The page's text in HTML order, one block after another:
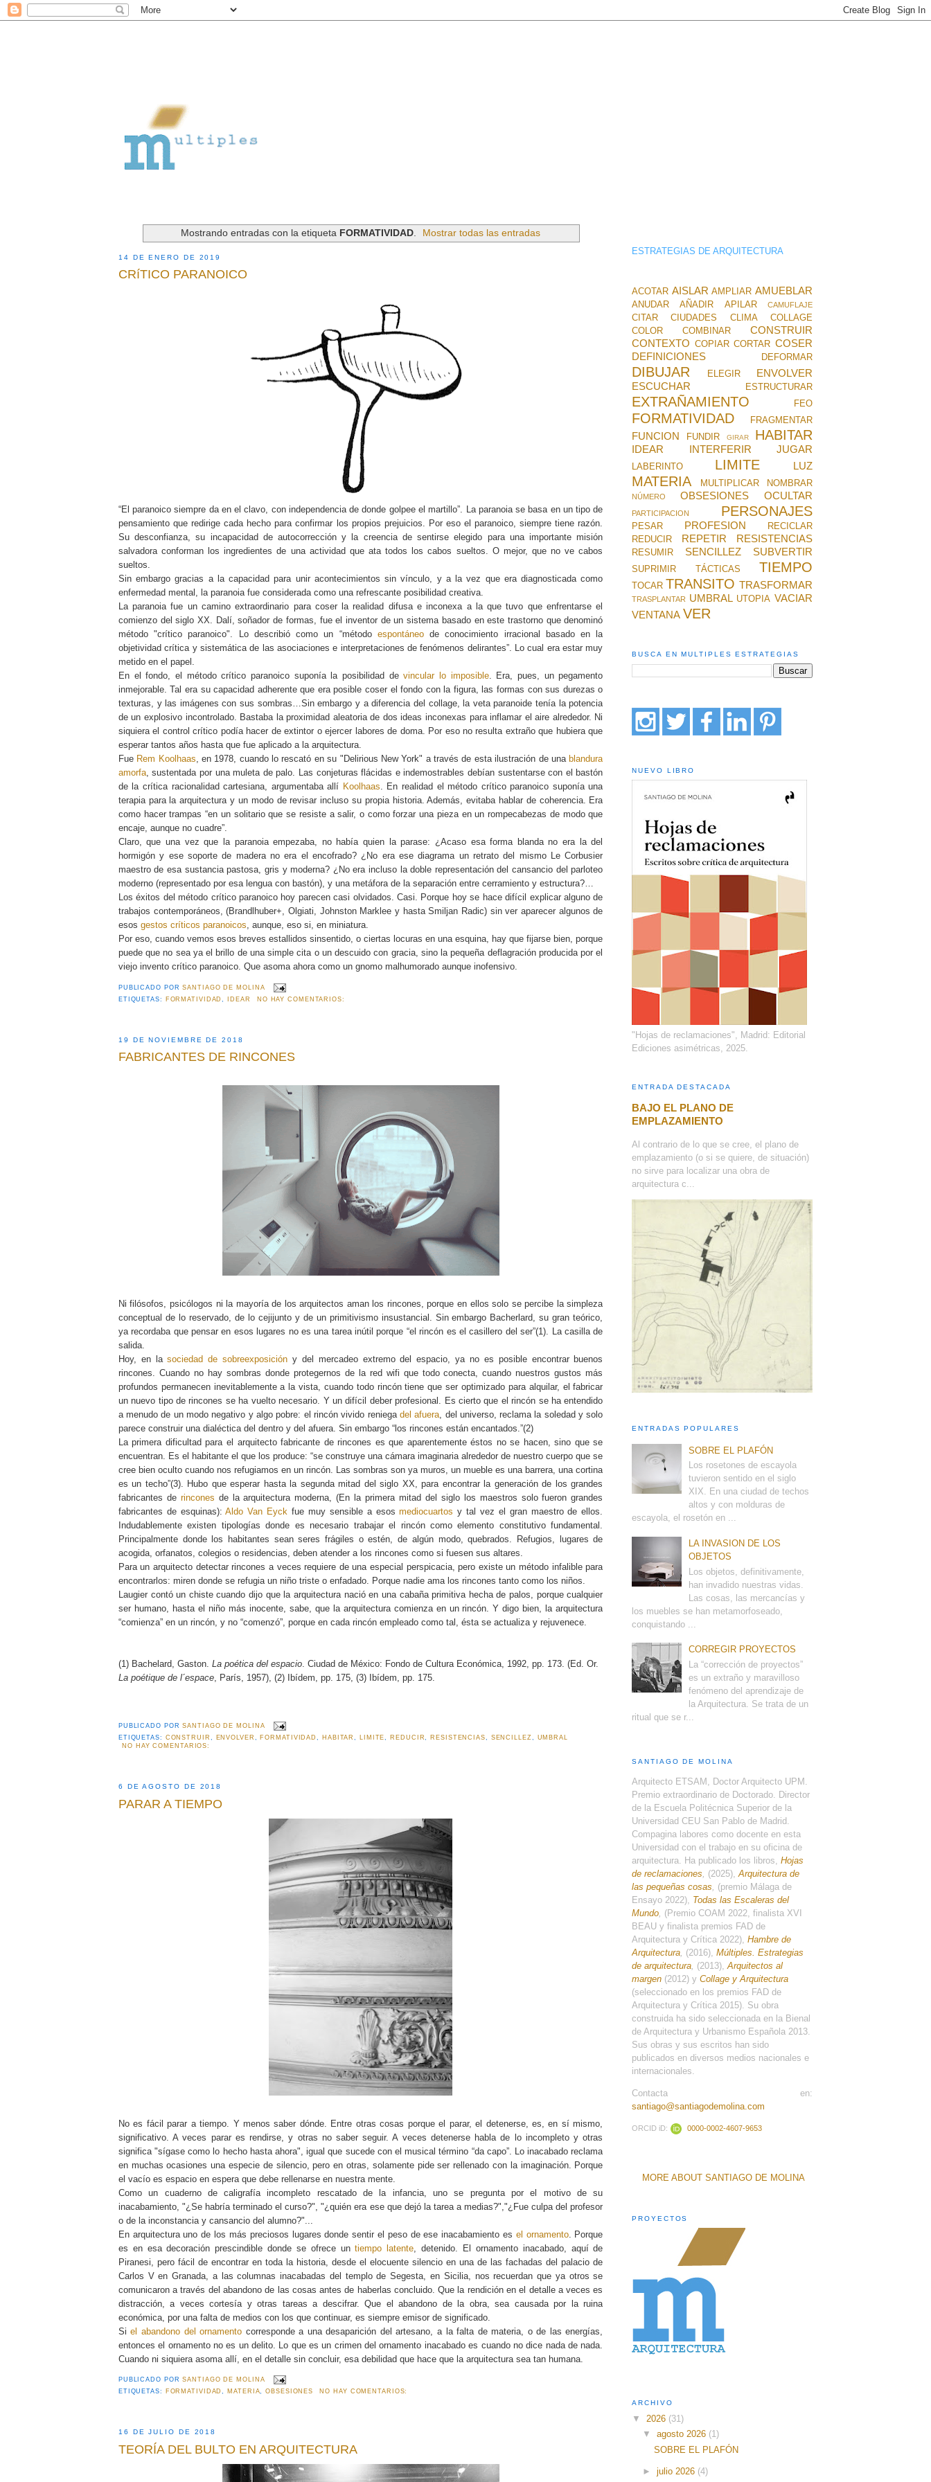
Mostrando entradas con la etiqueta FORMATIVIDAD. Mostrar todas las entradas
14 DE ENERO DE 2019
CRíTICO PARANOICO
“El paranoico siempre da en el clavo, con independencia de donde golpee el martillo”. La paranoia se basa en un tipo de
pensamiento que redirige cada hecho para confirmar los propios prejuicios. Por eso el paranoico, siempre tiene razón.
Su desconfianza, su incapacidad de autocorrección y la creencia de sentirse elegido para una importante misión
salvadora conforman los ingredientes de una actividad que ata todos los cabos sueltos. O mejor, que no ve cabos
sueltos.
Sin embargo gracias a la capacidad para unir acontecimientos sin vínculo, y a la vez que era diagnosticada como
enfermedad mental, la paranoia fue considerada como una refrescante posibilidad creativa.
La paranoia fue un camino extraordinario para coser la realidad difusa e inconexa a la que tuvo que enfrentarse el
comienzo del siglo XX. Dalí, soñador de formas, fue el inventor de un sistema basado en este trastorno que denominó
método "crítico paranoico". Lo describió como un “método espontáneode conocimiento irracional basado en la
objetividad crítica y sistemática de las asociaciones e interpretaciones de fenómenos delirantes”. Lo cual era estar muy
metido en el papel.
En el fondo, el método crítico paranoico suponía la posibilidad devincular lo imposible. Era, pues, un pegamento
inmejorable. Tal era su capacidad adherente que era posible coser el fondo con la figura, las formas con sus durezas o
texturas, y las imágenes con sus sombras…Sin embargo y a diferencia del collage, la veta paranoide tenía la potencia
de un explosivo incontrolado. Bastaba la proximidad aleatoria de dos ideas inconexas para inflamar el aire alrededor. Ni
siquiera el control crítico podía hacer de extintor o ejercer labores de doma. Por eso no resulta extraño que hubiera que
esperar tantos años hasta que fue aplicado a la arquitectura.
Fue Rem Koolhaas, en 1978, cuando lo rescató en su "Delirious New York" a través de esta ilustración de una blandura
amorfa, sustentada por una muleta de palo. Las conjeturas flácidas e indemostrables debían sustentarse con el bastón
de la crítica racionalidad cartesiana, argumentaba allí Koolhaas. En realidad el método crítico paranoico suponía una
terapia para la arquitectura y un modo de revisar incluso su propia historia. Además, evitaba hablar de coherencia. Era
como hacer trampas “en un solitario que se resiste a salir, o como forzar una pieza en un rompecabezas de modo que
encaje, aunque no cuadre”.
Claro, que una vez que la paranoia empezaba, no había quien la parase: ¿Acaso esa forma blanda no era la del
hormigón y ese soporte de madera no era el encofrado? ¿No era ese diagrama un retrato del mismo Le Corbusier
maestro de esa sustancia pastosa, gris y moderna? ¿No era incluso la doble representación del cansancio del parloteo
moderno (representado por esa lengua con bastón), y una metáfora de la separación entre cerramiento y estructura?…
Los éxitos del método crítico paranoico hoy parecen casi olvidados. Casi. Porque hoy se hace difícil explicar alguno de
trabajos contemporáneos, (Brandlhuber+, Olgiati, Johnston Marklee y hasta Smiljan Radic) sin ver aparecer algunos de
esos gestos críticos paranoicos, aunque, eso si, en miniatura.
Por eso, cuando vemos esos breves estallidos sinsentido, o ciertas locuras en una esquina, hay que fijarse bien, porque
puede que no sea ya el brillo de una simple cita o un descuido con gracia, sino la pequeña deflagración producida por el
viejo invento crítico paranoico. Que asoma ahora como un gnomo malhumorado aunque inofensivo.
PUBLICADO PORSANTIAGO DE MOLINA
ETIQUETAS:
FORMATIVIDAD IDEAR NO HAY COMENTARIOS:
19 DE NOVIEMBRE DE 2018
FABRICANTES DE RINCONES
Ni filósofos, psicólogos ni la mayoría de los arquitectos aman los rincones, porque en ellos solo se percibe la simpleza
conceptual de lo reservado, de lo cejijunto y de un primitivismo insustancial. Sin embargo Bacherlard, su gran teórico,
ya recordaba que pensar en esos lugares no es una tarea inútil porque “el rincón es el casillero del ser”(1). La casilla de
salida.
Hoy, en lasociedad de sobreexposición y del mercadeo extremo del espacio, ya no es posible encontrar buenos
rincones. Cuando no hay sombras donde protegernos de la red wifi que todo conecta, cuando nuestros gustos más
profundos permanecen inevitablemente a la vista, cuando todo rincón tiene que ser optimizado para alquilar, el fabricar
un nuevo tipo de rincones se ha vuelto necesario. Y un difícil deber profesional. Es cierto que el rincón se ha entendido
a menudo de un modo negativo y algo pobre: el rincón vivido reniega del afuera , del universo, reclama la soledad y solo
parece construir una dialéctica del dentro y del afuera. Sin embargo “los rincones están encantados.”(2)
La primera dificultad para el arquitecto fabricante de rincones es que aparentemente éstos no se hacen, sino que se
encuentran. Es el habitante el que los produce: “se construye una cámara imaginaria alrededor de nuestro cuerpo que se
cree bien oculto cuando nos refugiamos en un rincón. Las sombras son ya muros, un mueble es una barrera, una cortina
es un techo”(3). Hubo que esperar hasta la segunda mitad del siglo XX, para encontrar la generación de los grandes
fabricantes de rincones de la arquitectura moderna, (En la primera mitad del siglo los maestros solo fueron grandes
fabricantes de esquinas):Aldo Van Eyck fue muy sensible a esosmediocuartosy tal vez el gran maestro de ellos.
Indudablemente existen tipologías donde es necesario trabajar el rincón como elemento constitutivo fundamental.
Principalmente donde los habitantes sean seres frágiles o estén, de algún modo, quebrados. Refugios, lugares de
acogida, orfanatos, colegios o residencias, deben atender a los rincones como si fuesen sus altares.
Para un arquitecto detectar rincones a veces requiere de una especial perspicacia, pero existe un método infalible para
encontrarlos: miren donde se refugia un niño triste o enfadado. Porque nadie ama los rincones tanto como los niños.
Laugier contó un chiste cuando dijo que la arquitectura nació en una cabaña primitiva hecha de palos, porque cualquier
ser humano, hasta el niño más inocente, sabe, que la arquitectura comienza en un rincón. Y digo bien, la arquitectura
“comienza” en un rincón, y no “comenzó”, porque en cada rincón empleado como tal, ésta se actualiza y rejuvenece.
(1) Bachelard, Gaston. La poética del espacio. Ciudad de México: Fondo de Cultura Económica, 1992, pp. 173. (Ed. Or.
La poétique de l´espace, París, 1957), (2) Ibídem, pp. 175, (3) Ibídem, pp. 175.
PUBLICADO PORSANTIAGO DE MOLINA
ETIQUETAS: CONSTRUIR , ENVOLVER , FORMATIVIDAD, HABITAR, LIMITE, REDUCIR, RESISTENCIAS, SENCILLEZ, UMBRAL
NO HAY COMENTARIOS:
6 DE AGOSTO DE 2018
PARAR A TIEMPO
No es fácil parar a tiempo. Y menos saber dónde. Entre otras cosas porque el parar, el detenerse, es, en sí mismo,
significativo. A veces parar es rendirse, y otras no saber seguir. A veces detenerse habla de lo incompleto y otras
significa "sígase como lo hecho hasta ahora", igual que sucede con el musical término “da capo”. Lo inacabado reclama
en muchas ocasiones una especie de silencio, pero en otras, solamente pide ser rellenado con la imaginación. Porque
el vacío es espacio en espera que debe rellenarse en nuestra mente.
Como un cuaderno de caligrafía incompleto rescatado de la infancia, uno se pregunta por el motivo de su
inacabamiento, "¿Se habría terminado el curso?", "¿quién era ese que dejó la tarea a medias?","¿Fue culpa del profesor
o de la inconstancia y cansancio del alumno?"...
En arquitectura uno de los más preciosos lugares donde sentir el peso de ese inacabamiento es el ornamento. Porque
es en esa decoración prescindible donde se ofrece untiempo latente , detenido. El ornamento inacabado, aquí de
Piranesi, pero fácil de encontrar en toda la historia, desde el elocuente silencio en una de las fachadas del palacio de
Carlos V en Granada, a las columnas inacabadas del templo de Segesta, en Sicilia, nos recuerdan que ya otros se
comunicaron a través del abandono de las cosas antes de haberlas concluido. Que la rendición en el detalle a veces es
distracción, a veces cortesía y otras tareas a descifrar. Que el abandono de la obra, sea causada por la ruina
económica, por una falta de medios con los que continuar, es siempre emisor de significado.
Siel abandono del ornamento corresponde a una desaparición del artesano, a la falta de materia, o de las energías,
entonces el ornamento no es un delito. Lo que es un crimen del ornamento inacabado es cuando no dice nada de nada.
Cuando ni siquiera asoma allí, en el detalle sin concluir, esa debilidad que hace que la arquitectura sea tan humana.
PUBLICADO PORSANTIAGO DE MOLINA
ETIQUETAS:
FORMATIVIDAD, MATERIA,OBSESIONES NO HAY COMENTARIOS:
16 DE JULIO DE 2018
TEORÍA DEL BULTO EN ARQUITECTURA
ESTRATEGIAS DE ARQUITECTURA
ACOTAR AISLAR AMPLIAR AMUEBLAR
ANUDAR AÑADIR APILAR CAMUFLAJE
CITAR CIUDADES CLIMA
COLLAGE
COLOR
COMBINAR
CONSTRUIR
CONTEXTO COPIAR CORTAR COSER
DEFINICIONES
DEFORMAR
DIBUJAR ELEGIR
ENVOLVER
ESCUCHAR
ESTRUCTURAR
EXTRAÑAMIENTO FEO
FORMATIVIDAD FRAGMENTAR
FUNCION FUNDIR GIRAR HABITAR
IDEAR INTERFERIR JUGAR
LABERINTO LIMITE LUZ
MATERIA MULTIPLICAR NOMBRAR
NÚMERO OBSESIONES OCULTAR
PARTICIPACION PERSONAJES
PESAR PROFESION
RECICLAR
REDUCIR
REPETIR RESISTENCIAS
RESUMIR SENCILLEZ SUBVERTIR
SUPRIMIR TÁCTICAS TIEMPO
TOCAR TRANSITO TRASFORMAR
TRASPLANTAR UMBRAL UTOPIA VACIAR
VENTANA VER
BUSCA EN MULTIPLES ESTRATEGIAS
NUEVO LIBRO
"Hojas de reclamaciones", Madrid: Editorial
Ediciones asimétricas, 2025.
ENTRADA DESTACADA
BAJO EL PLANO DE
EMPLAZAMIENTO
Al contrario de lo que se cree, el plano de
emplazamiento (o si se quiere, de situación)
no sirve para localizar una obra de
arquitectura c...
ENTRADAS POPULARES
SOBRE EL PLAFÓN
Los rosetones de escayola
tuvieron sentido en el siglo
XIX. En una ciudad de techos
altos y con molduras de
escayola, el rosetón en ...
LA INVASION DE LOS
OBJETOS
Los objetos, definitivamente,
han invadido nuestras vidas.
Las cosas, las mercancías y
los muebles se han metamorfoseado,
conquistando ...
CORREGIR PROYECTOS
La “corrección de proyectos”
es un extraño y maravilloso
fenómeno del aprendizaje de
la Arquitectura. Se trata de un
ritual que se r...
SANTIAGO DE MOLINA
Arquitecto ETSAM, Doctor Arquitecto UPM.
Premio extraordinario de Doctorado. Director
de la Escuela Politécnica Superior de la
Universidad CEU San Pablo de Madrid.
Compagina labores como docente en esta
Universidad con el trabajo en su oficina de
arquitectura. Ha publicado los libros,Hojas
de reclamaciones
(2025),Arquitectura de
las pequeñas cosas
(premio Málaga de
Ensayo 2022), Todas las Escaleras del
Mundo (Premio COAM 2022, finalista XVI
BEAU y finalista premios FAD de
Arquitectura y Crítica 2022),Hambre de
Arquitectura (2016),Múltiples. Estrategias
de arquitectura (2013),Arquitectos al
margen (2012) yCollage y Arquitectura
(seleccionado en los premios FAD de
Arquitectura y Crítica 2015). Su obra
construida ha sido seleccionada en la Bienal
de Arquitectura y Urbanismo Española 2013.
Sus obras y sus escritos han sido
publicados en diversos medios nacionales e
internacionales.
Contacta en:
santiago@santiagodemolina.com
ORCID iD: 0000-0002-4607-9653
MORE ABOUT SANTIAGO DE MOLINA
PROYECTOS
ARCHIVO
▼2026 (31)
▼agosto 2026 (1)
SOBRE EL PLAFÓN
►julio 2026 (4)